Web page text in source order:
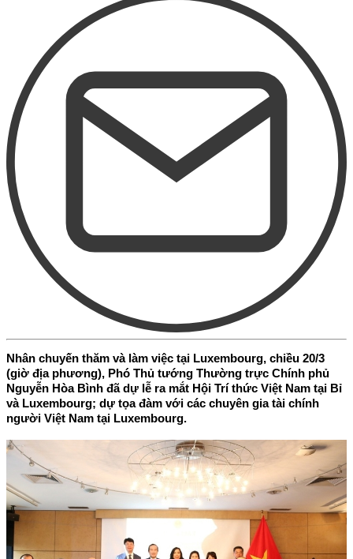
Nhân chuyến thăm và làm việc tại Luxembourg, chiều 20/3
(giờ địa phương), Phó Thủ tướng Thường trực Chính phủ
Nguyễn Hòa Bình đã dự lễ ra mắt Hội Trí thức Việt Nam tại Bỉ
và Luxembourg; dự tọa đàm với các chuyên gia tài chính
người Việt Nam tại Luxembourg.